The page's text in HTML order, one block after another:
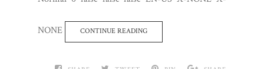
NONE CONTINUE READING